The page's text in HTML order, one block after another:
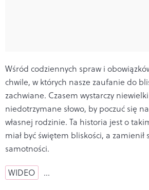
Wśród codziennych spraw i
chwile, w których nasze zaufanie do
zachwiane. Czasem wystarczy
niedotrzymane słowo, by poczuć się
własnej rodzinie. Ta historia jest o
miał być świętem bliskości, a zamienił
samotności.
WIDEO …